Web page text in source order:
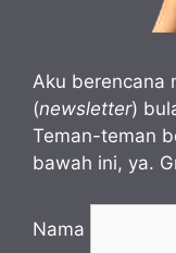
Aku berencana
(newsletter)
Teman-teman
bawah ini, ya.
Nama